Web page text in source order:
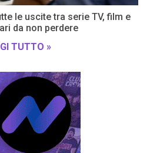
le uscite tra serie TV, film e
da non perdere
TUTTO »